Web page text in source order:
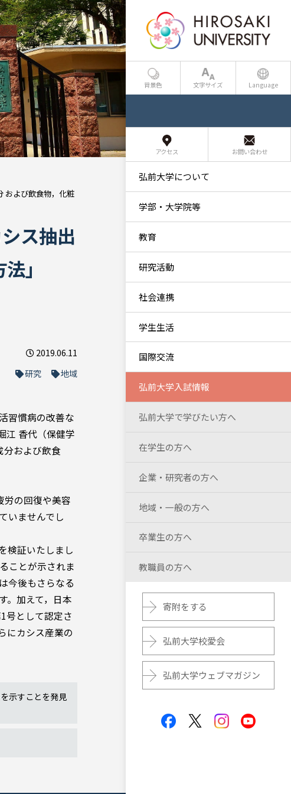
および飲食物，化粧
ス抽出
」
2019.06.11
研究
地域
習慣病の改善な
江 香代（保健学
分および飲食
労の回復や美容
いませんでし
検証いたしまし
ことが示されま
今後もさらなる
。加えて，日本
号として認定さ
にカシス産業の
示すことを発見
背景色 文字サイズ Language
アクセス お問い合わせ
弘前大学について
学部・大学院等
教育
研究活動
社会連携
学生生活
国際交流
弘前大学入試情報
弘前大学で学びたい方へ
在学生の方へ
企業・研究者の方へ
地域・一般の方へ
卒業生の方へ
教職員の方へ
寄附をする
弘前大学校愛会
弘前大学ウェブマガジン